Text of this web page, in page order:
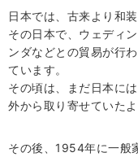
4-1.アメリカンス
4-2.ノースリーブ
4-3.バタフライス
4-4.パフスリーブ
4-6.七分袖
日本では、古来より和
その日本で、ウェディ
ンダなどとの貿易が行
ています。
その頃は、まだ日本に
外から取り寄せていたよ
その後、1954年に一般